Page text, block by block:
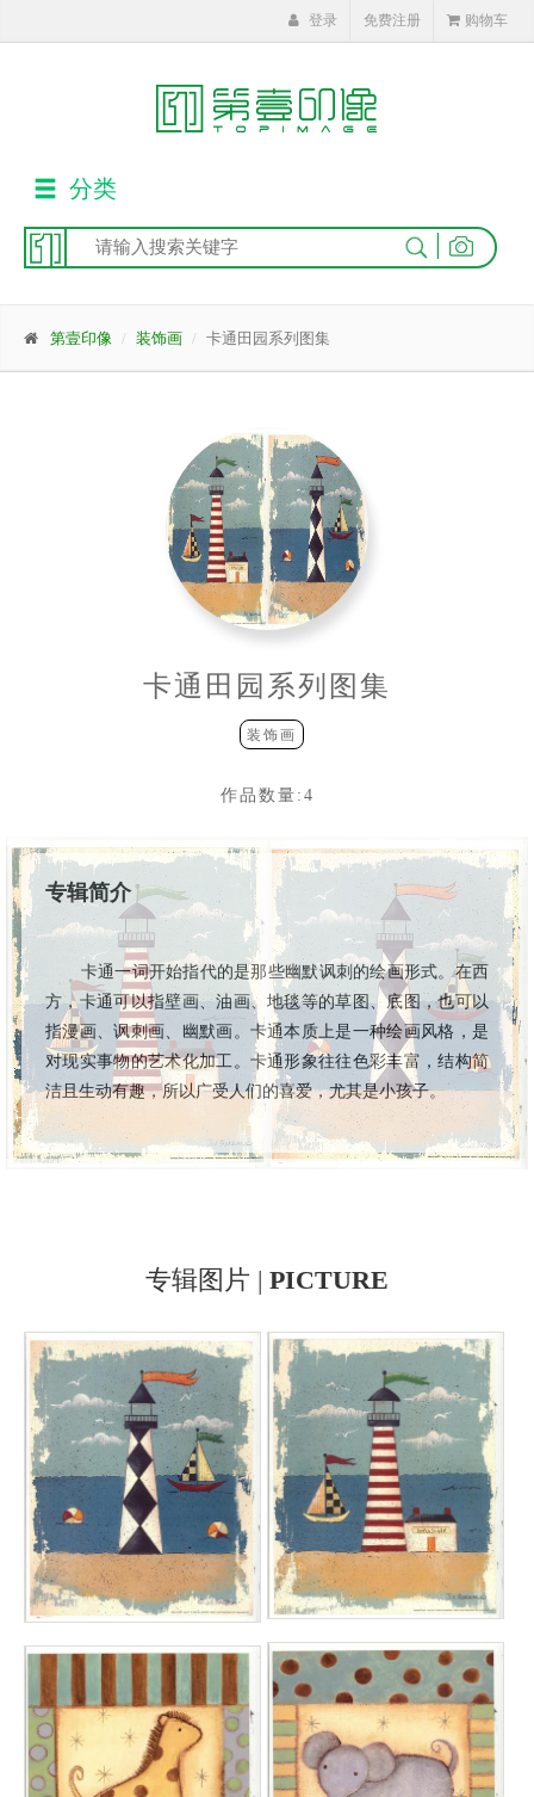
登录 免费注册 购物车
分类
第壹印像 装饰画 卡通田园系列图集
卡通田园系列图集
装饰画
作品数量: 4
专辑简介
卡通一词开始指代的是那些幽默讽刺的绘画形式。在西
方，卡通可以指壁画、油画、地毯等的草图、底图，也可以
指漫画、讽刺画、幽默画。卡通本质上是一种绘画风格，是
对现实事物的艺术化加工。卡通形象往往色彩丰富，结构简
洁且生动有趣，所以广受人们的喜爱，尤其是小孩子。
专辑图片 | PICTURE